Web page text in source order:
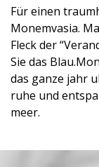
Für einen
Monemvasia.
Fleck der
Sie das
das ganze jahr
ruhe und
meer.